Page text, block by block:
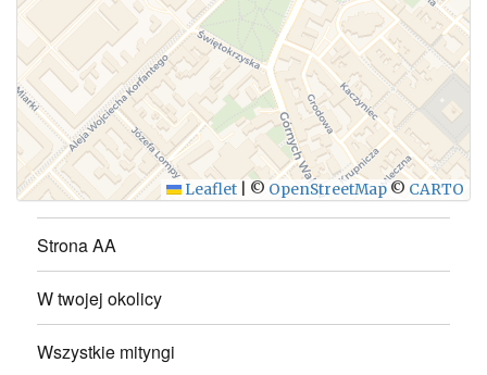
WYŚLIJ
Leaflet © OpenStreetMap © CARTO
Strona AA
W twojej okolicy
Wszystkie mityngi